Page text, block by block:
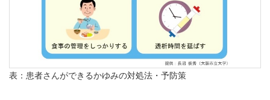
表：患者さんができるかゆみの対処法・予防策